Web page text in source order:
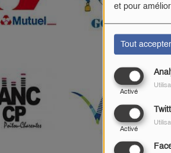
et pour
Tout accepter
Activé
Activé